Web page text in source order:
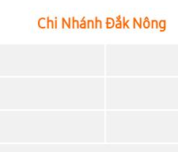
Chi Nhánh Đắk Nông